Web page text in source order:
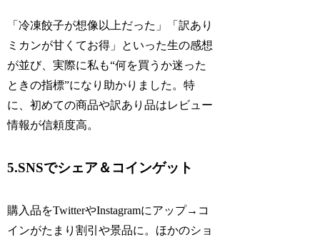
「冷凍餃子が想像以上だった」「訳あり
ミカンが甘くてお得」といった生の感想
が並び、実際に私も“何を買うか迷った
ときの指標”になり助かりました。特
に、初めての商品や訳あり品はレビュー
情報が信頼度高。
5.SNSでシェア＆コインゲット
購入品をTwitterやInstagramにアップ→コ
インがたまり割引や景品に。ほかのショ